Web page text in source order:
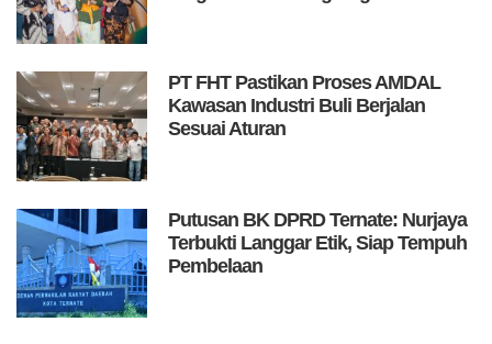
PT FHT Pastikan Proses AMDAL
Kawasan Industri Buli Berjalan
Sesuai Aturan
Putusan BK DPRD Ternate: Nurjaya
Terbukti Langgar Etik, Siap Tempuh
Pembelaan